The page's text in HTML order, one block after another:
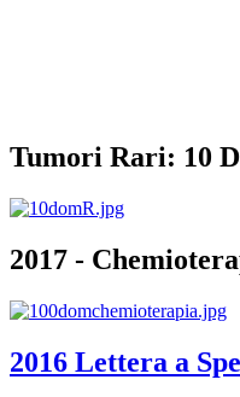
Tumori Rari: 10
2017 -
2016 Lettera a